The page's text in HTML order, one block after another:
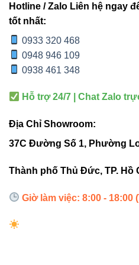
3
→ Nếu bạn cần chia không
cách gọn gàng,RT2-X
chữ X RT2-X
thuật)
Bước 1: Ngắt nguồn
Bước 2: Xác định 4
Hotline / Zalo Liên hệ ngay
tốt nhất:
0933 320 468
0948 946 109
0938 461 348
Hỗ trợ 24/7 | Chat Zalo
Địa Chỉ Showroom:
37C Đường Số 1, Phường
Thành phố Thủ Đức, TP. Hồ
Giờ làm việc: 8:00 - 18:00